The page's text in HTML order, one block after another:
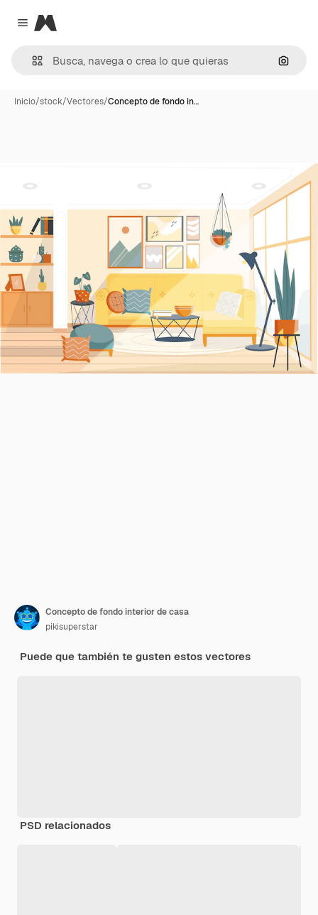
Close menu
Magnific
Inicio/stock/Vectores/Concepto de fondo in…
Concepto de fondo interior de casa
pikisuperstar
Puede que también te gusten estos vectores
PSD relacionados